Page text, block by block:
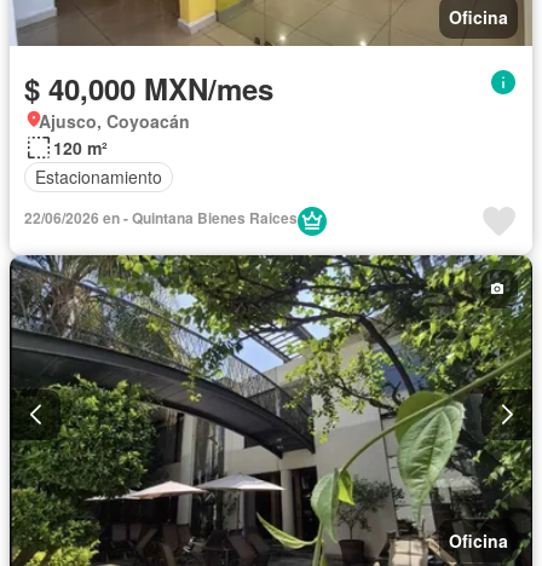
Oficina
$ 40,000 MXN/mes
Ajusco, Coyoacán
120 m²
Estacionamiento
22/06/2026 en - Quintana Bienes Raices
Oficina